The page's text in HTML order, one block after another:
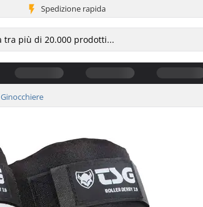
Spedizione rapida
Ginocchiere